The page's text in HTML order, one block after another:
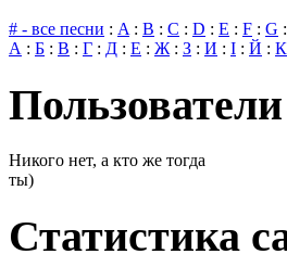
# - все песни : A: B : C : D : E : F : G :
А : Б : В : Г : Д : Е : Ж: З : И : І : Й : К
Никого нет, а кто же тогда
ты)
Статистика